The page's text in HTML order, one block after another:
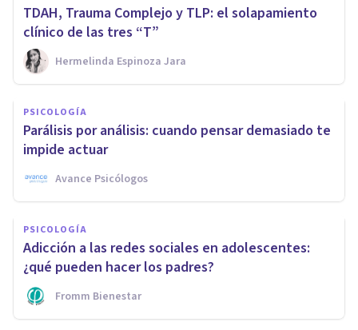
TDAH, Trauma Complejo y TLP: el solapamiento
clínico de las tres “T”
Hermelinda Espinoza Jara
PSICOLOGÍA
Parálisis por análisis: cuando pensar demasiado te
impide actuar
Avance Psicólogos
PSICOLOGÍA
Adicción a las redes sociales en adolescentes:
¿qué pueden hacer los padres?
Fromm Bienestar